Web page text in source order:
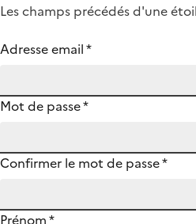
Les champs précédés d'une
Adresse email*
Mot de passe*
Confirmer le mot de passe*
Prénom*